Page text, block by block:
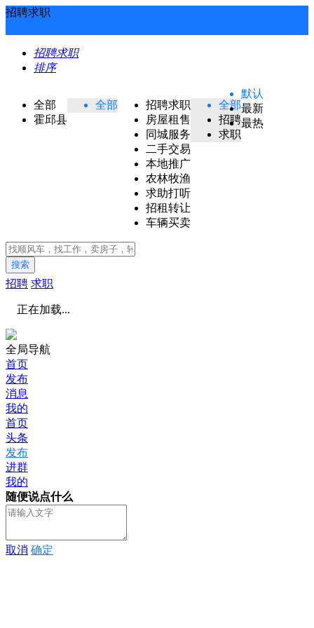
招聘求职
招聘求职
排序
全部
霍邱县
全部
招聘求职
房屋租售
同城服务
二手交易
本地推广
农林牧渔
求助打听
招租转让
车辆买卖
全部
招聘
求职
默认
最新
最热
搜索
招聘 求职
正在加载...
全局导航
首页
发布
消息
我的
首页
头条
发布
进群
我的
随便说点什么
取消 确定